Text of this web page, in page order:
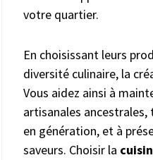
votre quartier.
En choisissant leurs
diversité culinaire, la
Vous aidez ainsi à
artisanales
en génération, et à
saveurs. Choisir la